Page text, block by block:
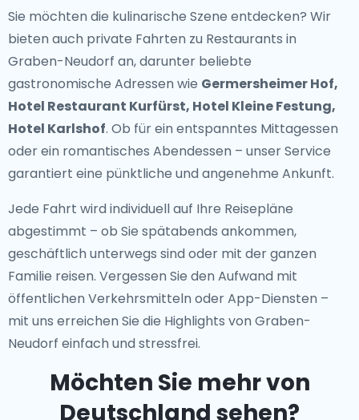
Sie möchten die kulinarische Szene entdecken? Wir
bieten auch private Fahrten zu Restaurants in
Graben-Neudorf an, darunter beliebte
gastronomische Adressen wie Germersheimer Hof,
Hotel Restaurant Kurfürst, Hotel Kleine Festung,
Hotel Karlshof. Ob für ein entspanntes Mittagessen
oder ein romantisches Abendessen – unser Service
garantiert eine pünktliche und angenehme Ankunft.
Jede Fahrt wird individuell auf Ihre Reisepläne
abgestimmt – ob Sie spätabends ankommen,
geschäftlich unterwegs sind oder mit der ganzen
Familie reisen. Vergessen Sie den Aufwand mit
öffentlichen Verkehrsmitteln oder App-Diensten –
mit uns erreichen Sie die Highlights von Graben-
Neudorf einfach und stressfrei.
Möchten Sie mehr von
Deutschland sehen?